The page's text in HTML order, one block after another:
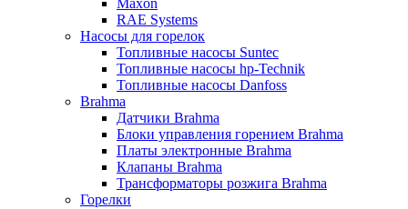
Maxon
RAE Systems
Насосы для горелок
Топливные насосы Suntec
Топливные насосы hp-Technik
Топливные насосы Danfoss
Brahma
Датчики Brahma
Блоки управления горением Brahma
Платы электронные Brahma
Клапаны Brahma
Трансформаторы розжига Brahma
Горелки